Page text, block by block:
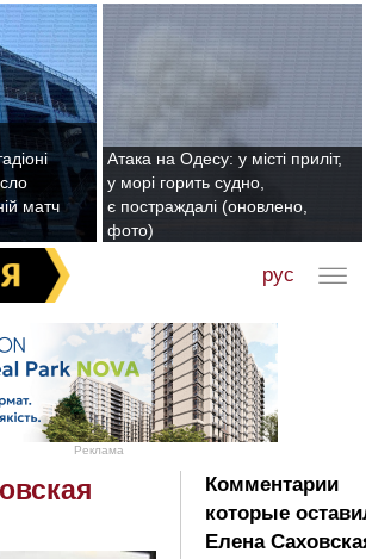
матч
Атака на Одесу: у місті приліт,
у морі горить судно,
є постраждалі (оновлено,
фото)
рус
Реклама
Комментарии
которые
Елена